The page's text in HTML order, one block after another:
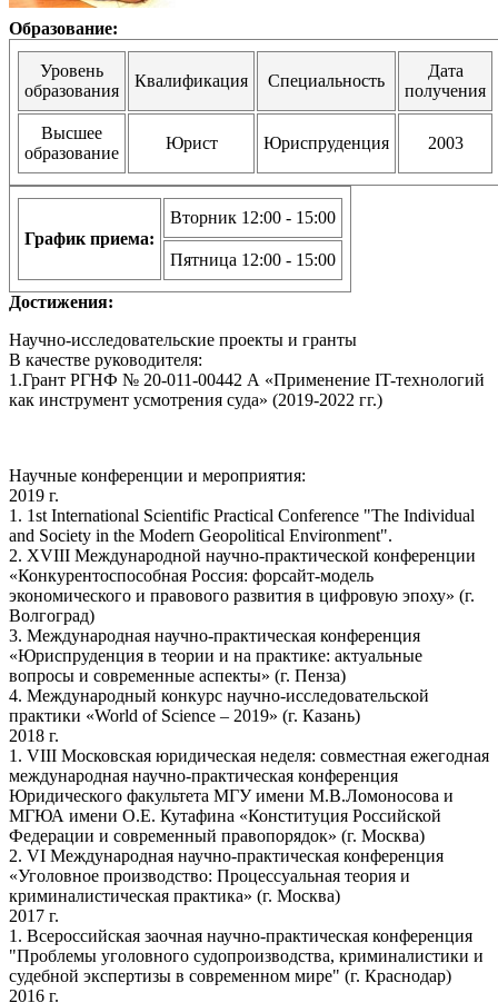
Образование:
Уровень
образования
Квалификация Специальность
Дата
получения
Высшее
образование
Юрист Юриспруденция 2003
График приема:
Вторник 12:00 - 15:00
Пятница 12:00 - 15:00
Достижения:
Научно-исследовательские проекты и гранты
В качестве руководителя:
1.Грант РГНФ № 20-011-00442 А «Применение IT-технологий
как инструмент усмотрения суда» (2019-2022 гг.)
Научные конференции и мероприятия:
2019 г.
1. 1st International Scientific Practical Conference "The Individual
and Society in the Modern Geopolitical Environment".
2. XVIII Международной научно-практической конференции
«Конкурентоспособная Россия: форсайт-модель
экономического и правового развития в цифровую эпоху» (г.
Волгоград)
3. Международная научно-практическая конференция
«Юриспруденция в теории и на практике: актуальные
вопросы и современные аспекты» (г. Пенза)
4. Международный конкурс научно-исследовательской
практики «World of Science – 2019» (г. Казань)
2018 г.
1. VIII Московская юридическая неделя: совместная ежегодная
международная научно-практическая конференция
Юридического факультета МГУ имени М.В.Ломоносова и
МГЮА имени О.Е. Кутафина «Конституция Российской
Федерации и современный правопорядок» (г. Москва)
2. VI Международная научно-практическая конференция
«Уголовное производство: Процессуальная теория и
криминалистическая практика» (г. Москва)
2017 г.
1. Всероссийская заочная научно-практическая конференция
"Проблемы уголовного судопроизводства, криминалистики и
судебной экспертизы в современном мире" (г. Краснодар)
2016 г.